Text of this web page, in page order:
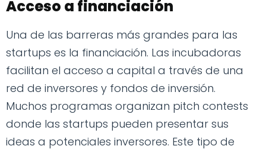
Acceso a financiación
Una de las barreras más grandes para las
startups es la financiación. Las incubadoras
facilitan el acceso a capital a través de una
red de inversores y fondos de inversión.
Muchos programas organizan pitch contests
donde las startups pueden presentar sus
ideas a potenciales inversores. Este tipo de